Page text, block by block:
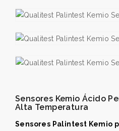
Sensores Kemio Ácido
Alta Temperatura
Sensores Palintest Kemio